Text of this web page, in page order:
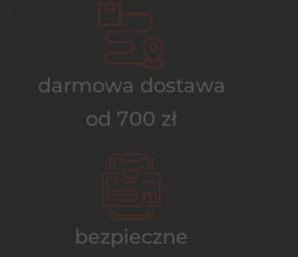
darmowa dostawa
od 700 zł
bezpieczne